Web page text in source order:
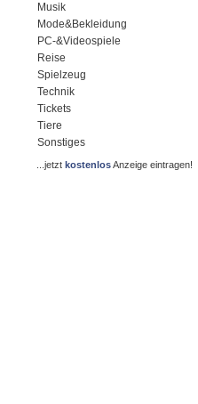
Musik
Mode&Bekleidung
PC-&Videospiele
Reise
Spielzeug
Technik
Tickets
Tiere
Sonstiges
...jetzt kostenlosAnzeige eintragen!